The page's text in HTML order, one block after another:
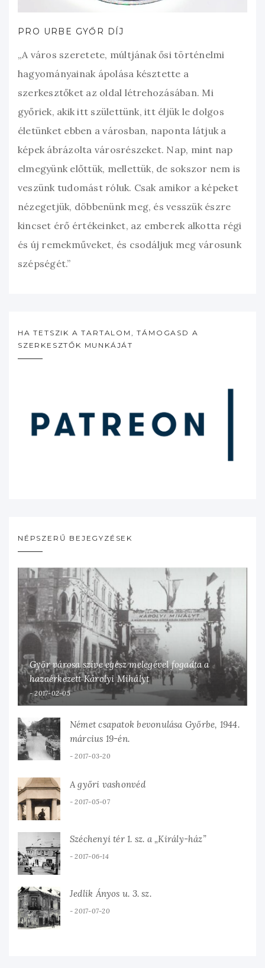
PRO URBE GYŐR DÍJ
„A város szeretete, múltjának ősi történelmi
hagyományainak ápolása késztette a
szerkesztőket az oldal létrehozásában. Mi
győriek, akik itt születtünk, itt éljük le dolgos
életünket ebben a városban, naponta látjuk a
képek ábrázolta városrészeket. Nap, mint nap
elmegyünk előttük, mellettük, de sokszor nem is
veszünk tudomást róluk. Csak amikor a képeket
nézegetjük, döbbenünk meg, és vesszük észre
kincset érő értékeinket, az emberek alkotta régi
és új remekműveket, és csodáljuk meg városunk
szépségét.”
HA TETSZIK A TARTALOM, TÁMOGASD A
SZERKESZTŐK MUNKÁJÁT
NÉPSZERŰ BEJEGYZÉSEK
Győr városa szíve egész melegével fogadta a
hazaérkezett Károlyi Mihályt
2017-02-05
Német csapatok bevonulása Győrbe, 1944.
március 19-én.
2017-03-20
A győri vashonvéd
2017-05-07
Széchenyi tér 1. sz. a „Király-ház”
2017-06-14
Jedlik Ányos u. 3. sz.
2017-07-20